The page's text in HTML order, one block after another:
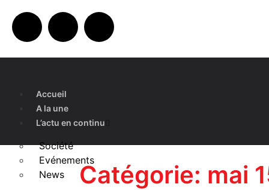
Accueil
A la une
L’actu en continu
Société
Evénements
News
Catégorie: mai